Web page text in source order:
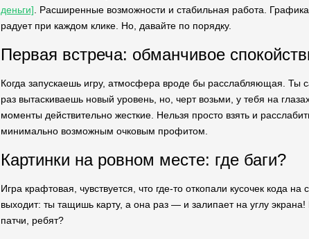
деньги] . Расширенные возможности и стабильная работа.
радует при каждом клике. Но, давайте по порядку.
Первая встреча: обманчивое
Когда запускаешь игру, атмосфера вроде бы расслабляющая. Ты
раз вытаскиваешь новый уровень, но, черт возьми, у тебя на
моменты действительно жесткие. Нельзя просто взять и
минимально возможным очковым профитом.
Картинки на ровном месте: где баги?
Игра крафтовая, чувствуется, что где-то откопали кусочек кода
выходит: ты тащишь карту, а она раз — и залипает на углу экрана!
патчи, ребят?